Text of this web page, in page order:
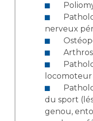
nerveux
locomoteur
du sport
genou,